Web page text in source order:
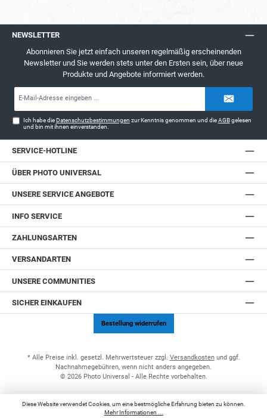
NEWSLETTER
Abonnieren Sie jetzt einfach unseren regelmäßig erscheinenden
Newsletter und Sie werden stets unter den Ersten sein, über neue
Produkte und Angebote informiert werden.
Ich habe dieDatenschutzbestimmungen zur Kenntnis genommen und dieAGBgelesen
und bin mit ihnen einverstanden.
SERVICE-HOTLINE
ÜBER PHOTO UNIVERSAL
UNSERE SERVICE ANGEBOTE
INFO SERVICE
ZAHLUNGSARTEN
VERSANDARTEN
UNSERE COMMUNITIES
SICHER EINKAUFEN
Bestellung widerrufen
* Alle Preise inkl. gesetzl. Mehrwertsteuer zzgl. Versandkostenund ggf.
Nachnahmegebühren, wenn nicht anders angegeben.
© 2026 Photo Universal - Alle Rechte vorbehalten.
Diese Website verwendet Cookies, um eine bestmögliche Erfahrung bieten zu können.
Mehr Informationen ...